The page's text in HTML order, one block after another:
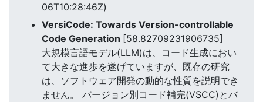
06T10:28:46Z)
VersiCode: Towards Version-controllable
Code Generation [58.82709231906735]
大規模言語モデル(LLM)は、コード生成におい
て大きな進歩を遂げていますが、既存の研究
は、ソフトウェア開発の動的な性質を説明でき
ません。 バージョン別コード補完(VSCC)とバ